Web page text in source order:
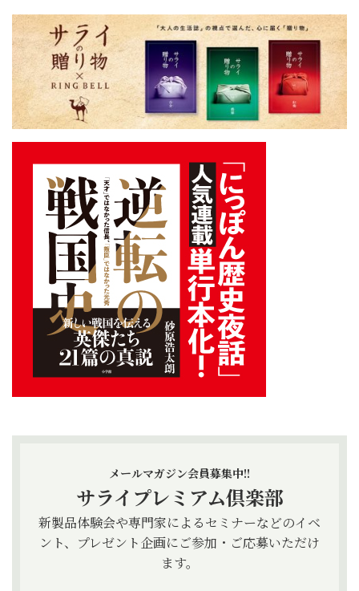
メールマガジン会員募集中!!
サライプレミアム倶楽部
新製品体験会や専門家によるセミナーなどのイベ
ント、プレゼント企画にご参加・ご応募いただけ
ます。